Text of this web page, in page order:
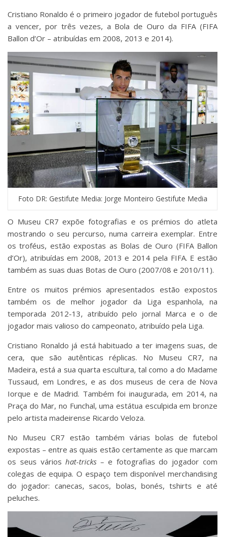
Cristiano Ronaldo é o primeiro jogador de futebol português
a vencer, por três vezes, a Bola de Ouro da FIFA (FIFA
Ballon d’Or – atribuídas em 2008, 2013 e 2014).
Foto DR: Gestifute Media: Jorge Monteiro Gestifute Media
O Museu CR7 expõe fotografias e os prémios do atleta
mostrando o seu percurso, numa carreira exemplar. Entre
os troféus, estão expostas as Bolas de Ouro (FIFA Ballon
d’Or), atribuídas em 2008, 2013 e 2014 pela FIFA. E estão
também as suas duas Botas de Ouro (2007/08 e 2010/11).
Entre os muitos prémios apresentados estão expostos
também os de melhor jogador da Liga espanhola, na
temporada 2012-13, atribuído pelo jornal Marca e o de
jogador mais valioso do campeonato, atribuído pela Liga.
Cristiano Ronaldo já está habituado a ter imagens suas, de
cera, que são autênticas réplicas. No Museu CR7, na
Madeira, está a sua quarta escultura, tal como a do Madame
Tussaud, em Londres, e as dos museus de cera de Nova
Iorque e de Madrid. Também foi inaugurada, em 2014, na
Praça do Mar, no Funchal, uma estátua esculpida em bronze
pelo artista madeirense Ricardo Veloza.
No Museu CR7 estão também várias bolas de futebol
expostas – entre as quais estão certamente as que marcam
os seus várioshat-tricks – e fotografias do jogador com
colegas de equipa. O espaço tem disponível merchandising
do jogador: canecas, sacos, bolas, bonés, tshirts e até
peluches.